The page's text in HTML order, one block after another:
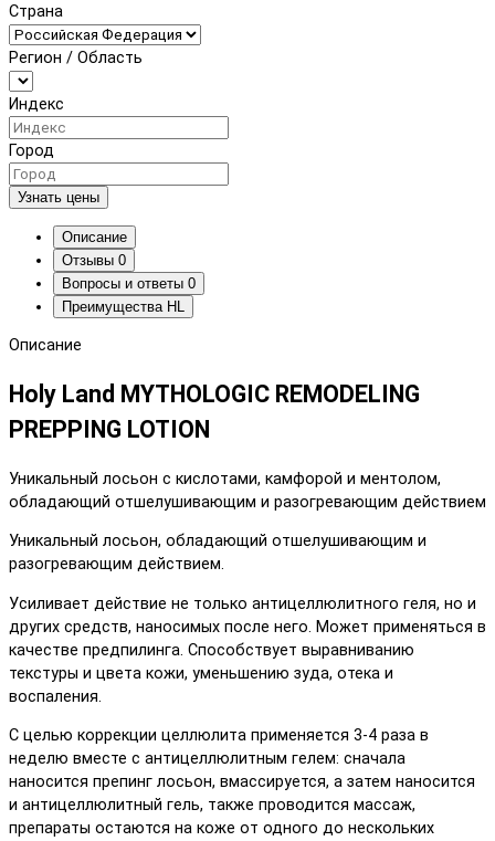
Страна
Регион / Область
Индекс
Город
Узнать цены
Описание
Отзывы 0
Вопросы и ответы 0
Преимущества HL
Описание
Holy Land MYTHOLOGIC REMODELING
PREPPING LOTION
Уникальный лосьон с кислотами, камфорой и ментолом,
обладающий отшелушивающим и разогревающим действием
Уникальный лосьон, обладающий отшелушивающим и
разогревающим действием.
Усиливает действие не только антицеллюлитного геля, но и
других средств, наносимых после него. Может применяться в
качестве предпилинга. Способствует выравниванию
текстуры и цвета кожи, уменьшению зуда, отека и
воспаления.
С целью коррекции целлюлита применяется 3-4 раза в
неделю вместе с антицеллюлитным гелем: сначала
наносится препинг лосьон, вмассируется, а затем наносится
и антицеллюлитный гель, также проводится массаж,
препараты остаются на коже от одного до нескольких